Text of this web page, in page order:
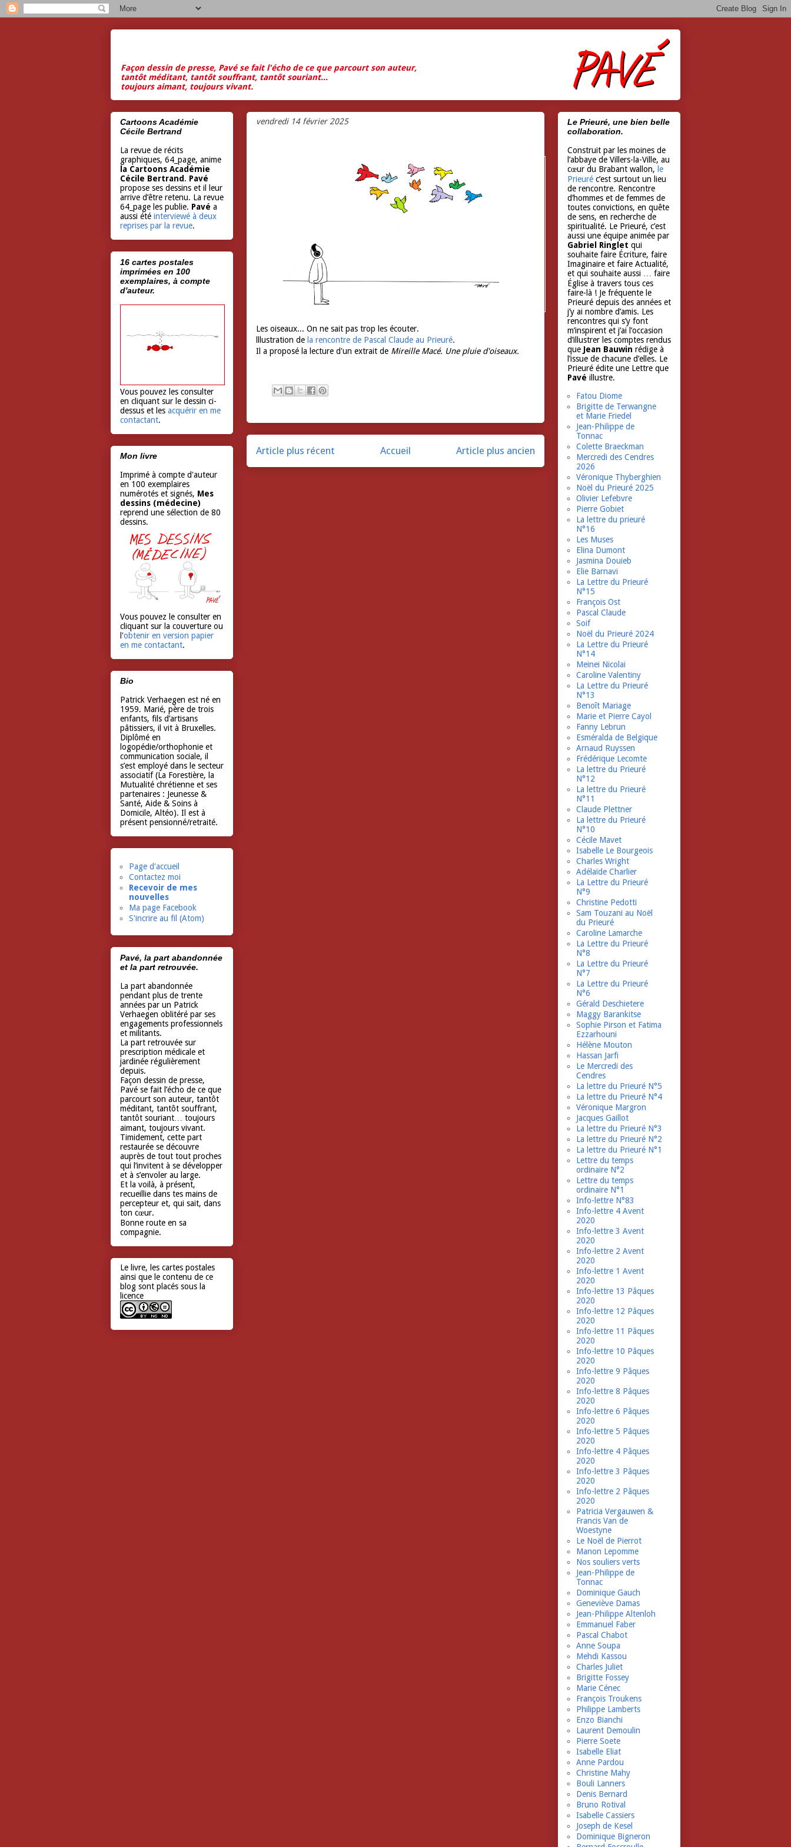
Façon dessin de presse, Pavé se fait l'écho de ce que parcourt son auteur,
tantôt méditant, tantôt souffrant, tantôt souriant...
toujours aimant, toujours vivant.
vendredi 14 février 2025
Les oiseaux... On ne sait pas trop les écouter.
lllustration de la rencontre de Pascal Claude au Prieuré.
Il a proposé la lecture d'un extrait de Mireille Macé. Une pluie d'oiseaux.
Article plus récent Article plus ancien
Accueil
Cartoons Académie
Cécile Bertrand
La revue de récits
graphiques, 64_page, anime
la Cartoons Académie
Cécile Bertrand. Pavé
propose ses dessins et il leur
arrive d’être retenu. La revue
64_page les publie. Pavé a
aussi été interviewé à deux
reprises par la revue.
16 cartes postales
imprimées en 100
exemplaires, à compte
d'auteur.
Vous pouvez les consulter
en cliquant sur le dessin ci-
dessus et les acquérir en me
contactant.
Mon livre
Imprimé à compte d'auteur
en 100 exemplaires
numérotés et signés, Mes
dessins (médecine)
reprend une sélection de 80
dessins.
Vous pouvez le consulter en
cliquant sur la couverture ou
l'obtenir en version papier
en me contactant.
Bio
Patrick Verhaegen est né en
1959. Marié, père de trois
enfants, fils d’artisans
pâtissiers, il vit à Bruxelles.
Diplômé en
logopédie/orthophonie et
communication sociale, il
s’est employé dans le secteur
associatif (La Forestière, la
Mutualité chrétienne et ses
partenaires : Jeunesse &
Santé, Aide & Soins à
Domicile, Altéo). Il est à
présent pensionné/retraité.
Page d'accueil
Contactez moi
Recevoir de mes
nouvelles
Ma page Facebook
S'incrire au fil (Atom)
Pavé, la part abandonnée
et la part retrouvée.
La part abandonnée
pendant plus de trente
années par un Patrick
Verhaegen oblitéré par ses
engagements professionnels
et militants.
La part retrouvée sur
prescription médicale et
jardinée régulièrement
depuis.
Façon dessin de presse,
Pavé se fait l’écho de ce que
parcourt son auteur, tantôt
méditant, tantôt souffrant,
tantôt souriant… toujours
aimant, toujours vivant.
Timidement, cette part
restaurée se découvre
auprès de tout tout proches
qui l’invitent à se développer
et à s’envoler au large.
Et la voilà, à présent,
recueillie dans tes mains de
percepteur et, qui sait, dans
ton cœur.
Bonne route en sa
compagnie.
Le livre, les cartes postales
ainsi que le contenu de ce
blog sont placés sous la
licence
Le Prieuré, une bien belle
collaboration.
Construit par les moines de
l’abbaye de Villers-la-Ville, au
cœur du Brabant wallon, le
Prieuré c’est surtout un lieu
de rencontre. Rencontre
d’hommes et de femmes de
toutes convictions, en quête
de sens, en recherche de
spiritualité. Le Prieuré, c’est
aussi une équipe animée par
Gabriel Ringlet qui
souhaite faire Écriture, faire
Imaginaire et faire Actualité,
et qui souhaite aussi … faire
Église à travers tous ces
faire-là ! Je fréquente le
Prieuré depuis des années et
j’y ai nombre d’amis. Les
rencontres qui s’y font
m’inspirent et j’ai l’occasion
d’illustrer les comptes rendus
que Jean Bauwin rédige à
l’issue de chacune d’elles. Le
Prieuré édite une Lettre que
Pavé illustre.
Fatou Diome
Brigitte de Terwangne
et Marie Friedel
Jean-Philippe de
Tonnac
Colette Braeckman
Mercredi des Cendres
2026
Véronique Thyberghien
Noël du Prieuré 2025
Olivier Lefebvre
Pierre Gobiet
La lettre du prieuré
N°16
Les Muses
Elina Dumont
Jasmina Douieb
Elie Barnavi
La Lettre du Prieuré
N°15
François Ost
Pascal Claude
Soif
Noël du Prieuré 2024
La Lettre du Prieuré
N°14
Meinei Nicolai
Caroline Valentiny
La Lettre du Prieuré
N°13
Benoît Mariage
Marie et Pierre Cayol
Fanny Lebrun
Esméralda de Belgique
Arnaud Ruyssen
Frédérique Lecomte
La lettre du Prieuré
N°12
La lettre du Prieuré
N°11
Claude Plettner
La lettre du Prieuré
N°10
Cécile Mavet
Isabelle Le Bourgeois
Charles Wright
Adélaïde Charlier
La Lettre du Prieuré
N°9
Christine Pedotti
Sam Touzani au Noël
du Prieuré
Caroline Lamarche
La Lettre du Prieuré
N°8
La Lettre du Prieuré
N°7
La Lettre du Prieuré
N°6
Gérald Deschietere
Maggy Barankitse
Sophie Pirson et Fatima
Ezzarhouni
Hélène Mouton
Hassan Jarfi
Le Mercredi des
Cendres
La lettre du Prieuré N°5
La lettre du Prieuré N°4
Véronique Margron
Jacques Gaillot
La lettre du Prieuré N°3
La lettre du Prieuré N°2
La lettre du Prieuré N°1
Lettre du temps
ordinaire N°2
Lettre du temps
ordinaire N°1
Info-lettre N°83
Info-lettre 4 Avent
2020
Info-lettre 3 Avent
2020
Info-lettre 2 Avent
2020
Info-lettre 1 Avent
2020
Info-lettre 13 Pâques
2020
Info-lettre 12 Pâques
2020
Info-lettre 11 Pâques
2020
Info-lettre 10 Pâques
2020
Info-lettre 9 Pâques
2020
Info-lettre 8 Pâques
2020
Info-lettre 6 Pâques
2020
Info-lettre 5 Pâques
2020
Info-lettre 4 Pâques
2020
Info-lettre 3 Pâques
2020
Info-lettre 2 Pâques
2020
Patricia Vergauwen &
Francis Van de
Woestyne
Le Noël de Pierrot
Manon Lepomme
Nos souliers verts
Jean-Philippe de
Tonnac
Dominique Gauch
Geneviève Damas
Jean-Philippe Altenloh
Emmanuel Faber
Pascal Chabot
Anne Soupa
Mehdi Kassou
Charles Juliet
Brigitte Fossey
Marie Cénec
François Troukens
Philippe Lamberts
Enzo Bianchi
Laurent Demoulin
Pierre Soete
Isabelle Eliat
Anne Pardou
Christine Mahy
Bouli Lanners
Denis Bernard
Bruno Rotival
Isabelle Cassiers
Joseph de Kesel
Dominique Bigneron